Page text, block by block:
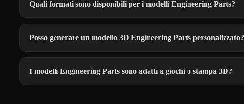
Quali formati sono disponibili per i modelli Engineering Parts?
Posso generare un modello 3D Engineering Parts personalizzato?
I modelli Engineering Parts sono adatti a giochi o stampa 3D?